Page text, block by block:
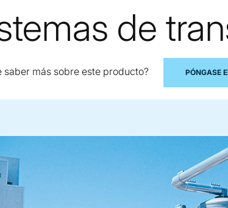
de
saber más sobre este producto? PÓNGASE